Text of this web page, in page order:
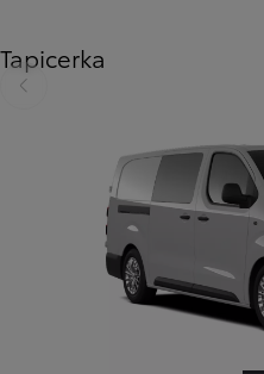
Tapicerka
Poprzedni